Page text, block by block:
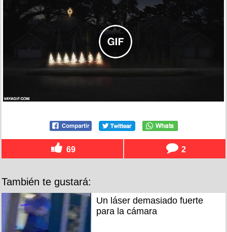
69 2
También te gustará:
Un láser demasiado fuerte
para la cámara